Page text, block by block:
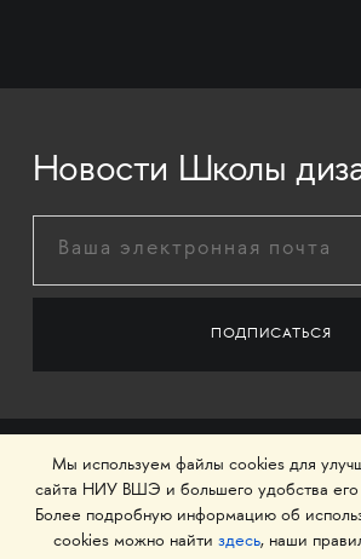
Новости Школы
Мы используем файлы cookies для
сайта НИУ ВШЭ и большего удобства его
Более подробную информацию об
cookies можно найти здесь, наши